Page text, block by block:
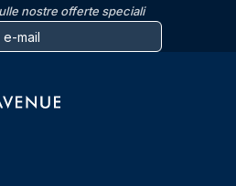
nostre offerte speciali